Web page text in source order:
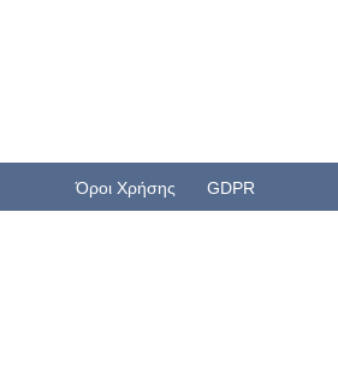
Όροι Χρήσης GDPR